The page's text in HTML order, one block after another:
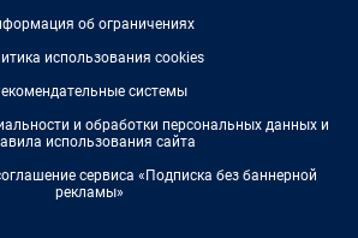
об ограничениях
использования cookies
системы
и обработки персональных данных и
использования сайта
сервиса «Подписка без баннерной
рекламы»